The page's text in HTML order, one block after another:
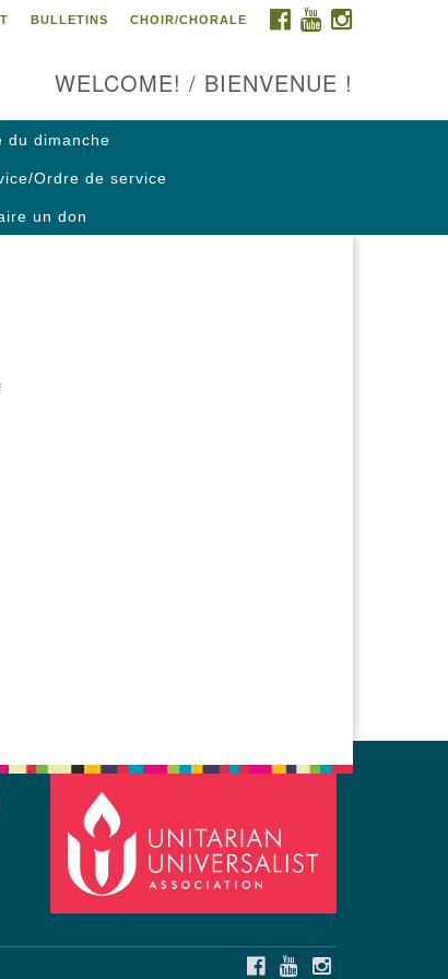
FACEBOOK
YOUTUBE
BULLETINS CHOIR/CHORALE
WELCOME! / BIENVENUE !
du dimanche
Ordre de service
un don
FACEBOOKYOUTUBE